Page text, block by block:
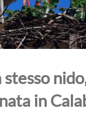
in